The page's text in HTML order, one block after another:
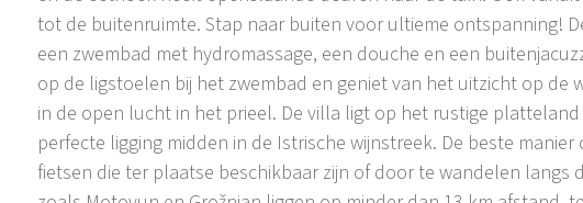
tot de buitenruimte. Stap naar buiten voor ultieme ontspanning!
een zwembad met hydromassage, een douche en een
op de ligstoelen bij het zwembad en geniet van het uitzicht op de
in de open lucht in het prieel. De villa ligt op het rustige
perfecte ligging midden in de Istrische wijnstreek. De beste
fietsen die ter plaatse beschikbaar zijn of door te wandelen langs